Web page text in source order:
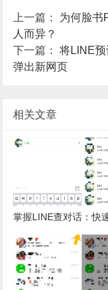
上一篇： 为何脸书
人而异？
下一篇：将LINE
弹出新网页
相关文章
掌握LINE查对话：快
史、日期查询与群组
巧